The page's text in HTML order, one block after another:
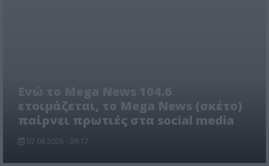
ετοιμάζεται, το Mega News (σκέτο)
παίρνει πρωτιές στα social media
07.08.2026 - 09:17